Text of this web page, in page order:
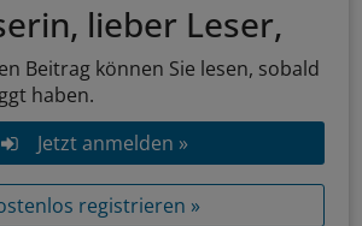
lieber Leser,
Beitrag können Sie lesen, sobald
haben.
Jetzt anmelden »
registrieren »